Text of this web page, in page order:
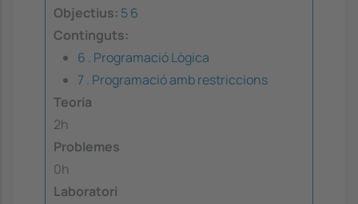
Objectius: 56
Continguts:
6 . Programació Lògica
7 . Programació amb restriccions
Teoria
2h
Problemes
0h
Laboratori